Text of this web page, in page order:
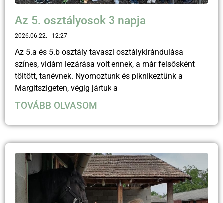
Az 5. osztályosok 3 napja
2026.06.22. 12:27
Az 5.a és 5.b osztály tavaszi osztálykirándulása
színes, vidám lezárása volt ennek, a már felsősként
töltött, tanévnek. Nyomoztunk és piknikeztünk a
Margitszigeten, végig jártuk a
TOVÁBB OLVASOM